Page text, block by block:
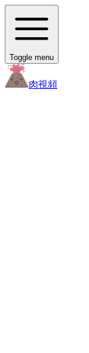
Toggle menu
肉視頻